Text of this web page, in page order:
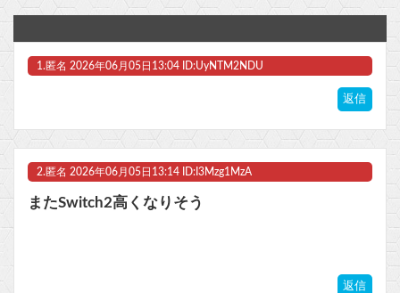
【朗報】Switch2版『FF14』ロードが長くなる不具合の修正パッチを本日配信
1. 匿名 2026年06月05日13:04 ID:UyNTM2NDU
返信
2. 匿名 2026年06月05日13:14 ID:I3Mzg1MzA
またSwitch2高くなりそう
返信